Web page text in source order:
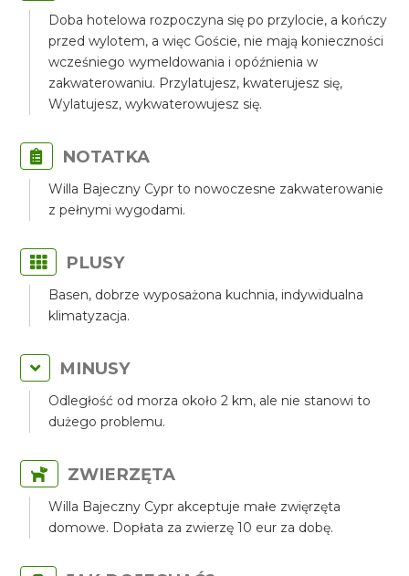
Doba hotelowa rozpoczyna się po przylocie, a kończy
przed wylotem, a więc Goście, nie mają konieczności
wcześniego wymeldowania i opóźnienia w
zakwaterowaniu. Przylatujesz, kwaterujesz się,
Wylatujesz, wykwaterowujesz się.
NOTATKA
Willa Bajeczny Cypr to nowoczesne zakwaterowanie
z pełnymi wygodami.
PLUSY
Basen, dobrze wyposażona kuchnia, indywidualna
klimatyzacja.
MINUSY
Odległość od morza około 2 km, ale nie stanowi to
dużego problemu.
ZWIERZĘTA
Willa Bajeczny Cypr akceptuje małe zwięrzęta
domowe. Dopłata za zwierzę 10 eur za dobę.